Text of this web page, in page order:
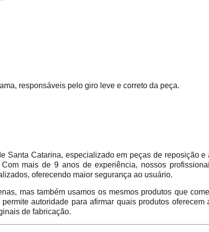
responsáveis pelo giro leve e correto da peça.
Santa Catarina, especializado em peças de reposição e
mais de 9 anos de experiência, nossos
oferecendo maior segurança ao usuário.
mas também usamos os mesmos produtos que
autoridade para afirmar quais produtos oferecem
de fabricação.